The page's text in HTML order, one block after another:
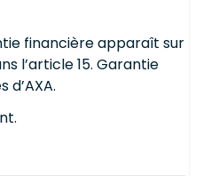
financière apparaît sur
l’article 15. Garantie
d’AXA.